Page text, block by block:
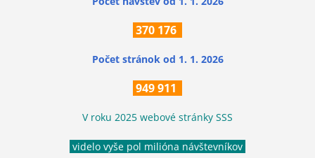
370 176
Počet stránok od 1. 1. 2026
949 911
V roku 2025 webové stránky SSS
videlo vyše pol milióna návštevníkov